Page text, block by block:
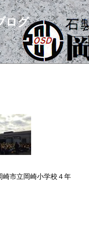
ログ
市立岡崎小学校４年